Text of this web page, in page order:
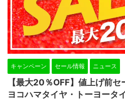
キャンペーン セール情報 ニュース
【最大20％OFF】値上げ前セ
ヨコハマタイヤ・トーヨータ